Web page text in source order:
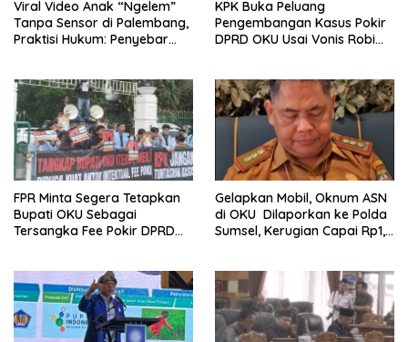
Viral Video Anak “Ngelem”
Tanpa Sensor di Palembang,
Praktisi Hukum: Penyebar
KPK Buka Peluang
Pengembangan Kasus Pokir
DPRD OKU Usai Vonis Robi
FPR Minta Segera Tetapkan
Bupati OKU Sebagai
Tersangka Fee Pokir DPRD
Gelapkan Mobil, Oknum ASN
di OKU Dilaporkan ke Polda
Sumsel, Kerugian Capai Rp1,2